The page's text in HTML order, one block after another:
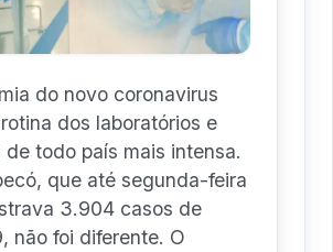
do novo coronavirus
dos laboratórios e
de todo país mais intensa.
que até segunda-feira
3.904 casos de
não foi diferente. O